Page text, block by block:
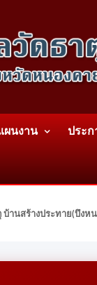
ผนงาน ประก
บ้านสร้างประทาย(บึงห